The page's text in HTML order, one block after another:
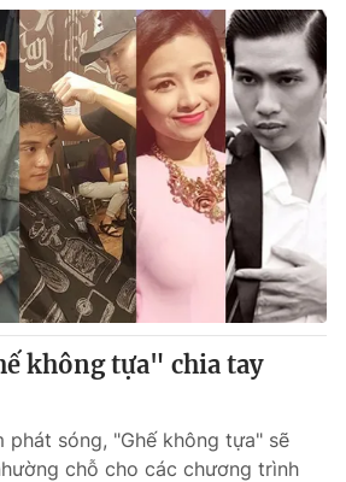
không tựa" chia tay
phát sóng, "Ghế không tựa" sẽ
chỗ cho các chương trình